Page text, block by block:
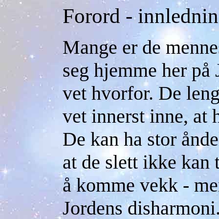
Forord -
Mange er de
seg hjemme her
vet hvorfor. De
vet innerst inne, at
De kan ha stor
at de slett ikke kan
å komme vekk -
Jordens